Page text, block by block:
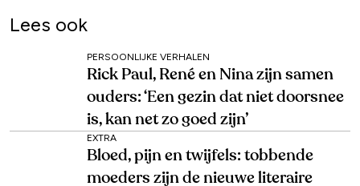
Lees ook
PERSOONLIJKE VERHALEN
Rick Paul, René en Nina zijn samen
ouders: ‘Een gezin dat niet doorsnee
is, kan net zo goed zijn’
EXTRA
Bloed, pijn en twijfels: tobbende
moeders zijn de nieuwe literaire